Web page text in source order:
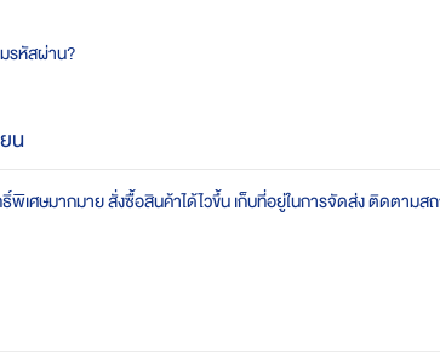
รหัสผ่าน?
น
เศษมากมาย สั่งซื้อสินค้าได้ไวขึ้น เก็บที่อยู่ในการจัดส่ง ติดตามส